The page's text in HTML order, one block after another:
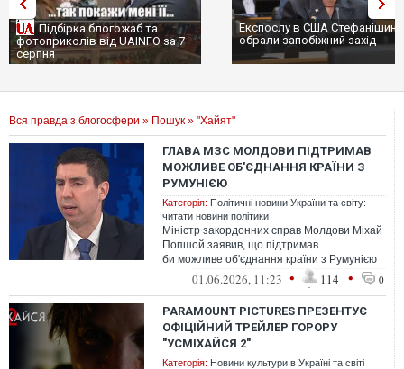
Підбірка блогожаб та
фотоприколів від UAINFO за 7
серпня
Експослу в США
обрали запобіжний захід
Вся правда з блогосфери » Пошук » "Хайят"
ГЛАВА МЗС МОЛДОВИ ПІДТРИМАВ
МОЖЛИВЕ ОБ'ЄДНАННЯ КРАЇНИ З
РУМУНІЄЮ
Категорія: Політичні новини України та світу:
читати новини політики
Міністр закордонних справ Молдови Міхай
Попшой заявив, що підтримав
би можливе об'єднання країни з Румунією
та закликав до відкритої суспільної дискус...
01.06.2026, 11:23 • 114 • 0
PARAMOUNT PICTURES ПРЕЗЕНТУЄ
ОФІЦІЙНИЙ ТРЕЙЛЕР ГОРОРУ
"УСМІХАЙСЯ 2"
Категорія: Новини культури в Україні та світі